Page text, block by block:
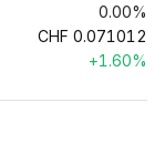
0.00%
CHF 0.071012
+1.60%